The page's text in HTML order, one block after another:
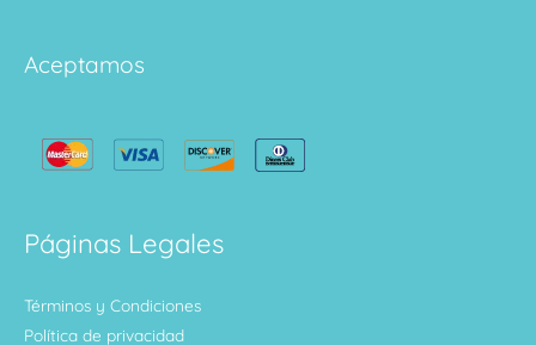
Aceptamos
Páginas Legales
Términos y Condiciones
Política de privacidad